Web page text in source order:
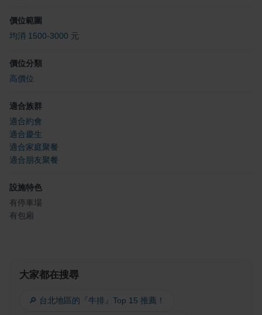
價位範圍
均消 1500-3000 元
價位分類
高價位
適合族群
適合約會
適合慶生
適合家庭聚餐
適合朋友聚餐
設施特色
有停車場
有包廂
大家都在搜尋
🔎 台北地區的『牛排』Top 15 推薦！